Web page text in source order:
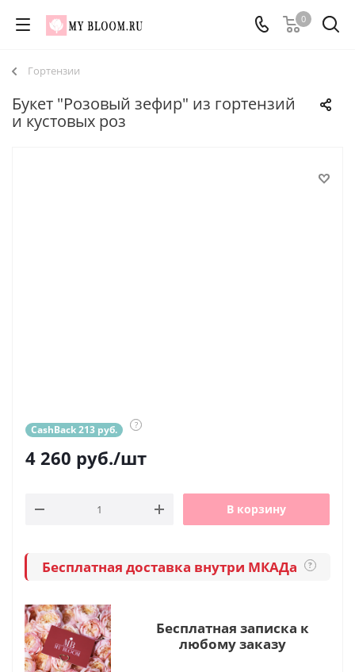
0
Гортензии
Букет "Розовый зефир" из гортензий
и кустовых роз
CashBack 213 руб. ?
4 260 руб./шт
В корзину
Бесплатная доставка внутри МКАДа ?
Бесплатная записка к
любому заказу